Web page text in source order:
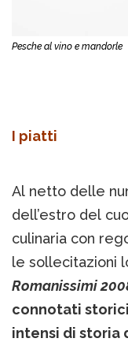
Pesche al vino e mandorle
I piatti
Al netto delle
dell’estro del
culinaria con
le sollecitazioni
Romanissimi
connotati
intensi di storia